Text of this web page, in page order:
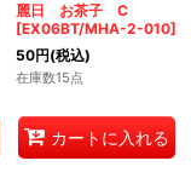
麗日 お茶子 C
[EX06BT/MHA-2-010]
50円(税込)
在庫数15点
カートに入れる